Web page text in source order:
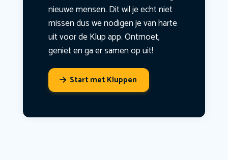
nieuwe mensen. Dit wil je echt niet
missen dus we nodigen je van harte
uit voor de Klup app. Ontmoet,
geniet en ga er samen op uit!
Start met Kluppen